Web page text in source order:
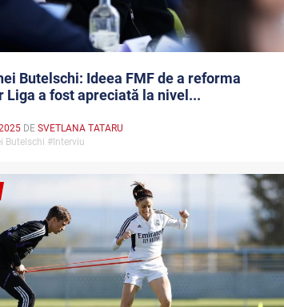
Butelschi: Ideea FMF de a reforma
Liga a fost apreciată la nivel...
DE SVETLANA TATARU
Butelschi #Interviu